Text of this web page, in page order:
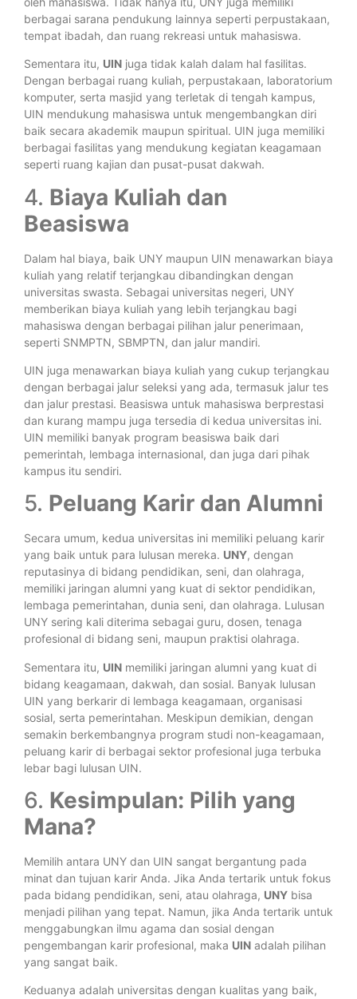
berbagai sarana pendukung lainnya seperti perpustakaan,
tempat ibadah, dan ruang rekreasi untuk mahasiswa.
Sementara itu, UIN juga tidak kalah dalam hal fasilitas.
Dengan berbagai ruang kuliah, perpustakaan, laboratorium
komputer, serta masjid yang terletak di tengah kampus,
UIN mendukung mahasiswa untuk mengembangkan diri
baik secara akademik maupun spiritual. UIN juga memiliki
berbagai fasilitas yang mendukung kegiatan keagamaan
seperti ruang kajian dan pusat-pusat dakwah.
4. Biaya Kuliah dan
Beasiswa
Dalam hal biaya, baik UNY maupun UIN menawarkan biaya
kuliah yang relatif terjangkau dibandingkan dengan
universitas swasta. Sebagai universitas negeri, UNY
memberikan biaya kuliah yang lebih terjangkau bagi
mahasiswa dengan berbagai pilihan jalur penerimaan,
seperti SNMPTN, SBMPTN, dan jalur mandiri.
UIN juga menawarkan biaya kuliah yang cukup terjangkau
dengan berbagai jalur seleksi yang ada, termasuk jalur tes
dan jalur prestasi. Beasiswa untuk mahasiswa berprestasi
dan kurang mampu juga tersedia di kedua universitas ini.
UIN memiliki banyak program beasiswa baik dari
pemerintah, lembaga internasional, dan juga dari pihak
kampus itu sendiri.
5. Peluang Karir dan Alumni
Secara umum, kedua universitas ini memiliki peluang karir
yang baik untuk para lulusan mereka. UNY, dengan
reputasinya di bidang pendidikan, seni, dan olahraga,
memiliki jaringan alumni yang kuat di sektor pendidikan,
lembaga pemerintahan, dunia seni, dan olahraga. Lulusan
UNY sering kali diterima sebagai guru, dosen, tenaga
profesional di bidang seni, maupun praktisi olahraga.
Sementara itu, UIN memiliki jaringan alumni yang kuat di
bidang keagamaan, dakwah, dan sosial. Banyak lulusan
UIN yang berkarir di lembaga keagamaan, organisasi
sosial, serta pemerintahan. Meskipun demikian, dengan
semakin berkembangnya program studi non-keagamaan,
peluang karir di berbagai sektor profesional juga terbuka
lebar bagi lulusan UIN.
6. Kesimpulan: Pilih yang
Mana?
Memilih antara UNY dan UIN sangat bergantung pada
minat dan tujuan karir Anda. Jika Anda tertarik untuk fokus
pada bidang pendidikan, seni, atau olahraga, UNY bisa
menjadi pilihan yang tepat. Namun, jika Anda tertarik untuk
menggabungkan ilmu agama dan sosial dengan
pengembangan karir profesional, maka UIN adalah pilihan
yang sangat baik.
Keduanya adalah universitas dengan kualitas yang baik,